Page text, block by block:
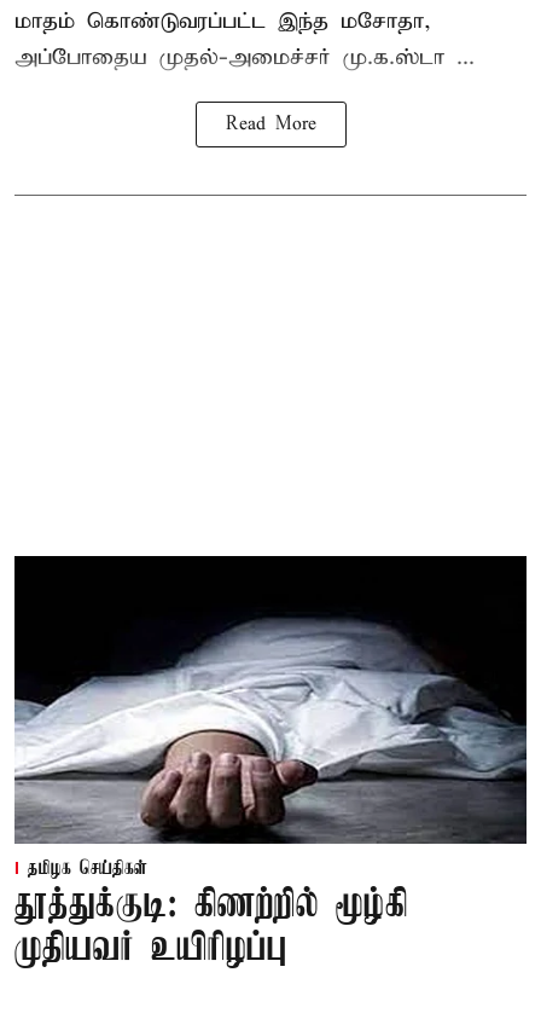
மாதம் கொண்டுவரப்பட்ட இந்த மசோதா,
அப்போதைய முதல்-அமைச்சர் மு.க.ஸ்டா ...
Read More
தமிழக செய்திகள்
தூத்துக்குடி: கிணற்றில் மூழ்கி
முதியவர் உயிரிழப்பு